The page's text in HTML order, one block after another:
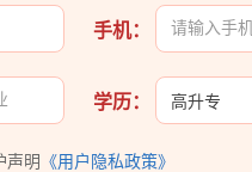
手机：
学历：
声明 《用户隐私政策》